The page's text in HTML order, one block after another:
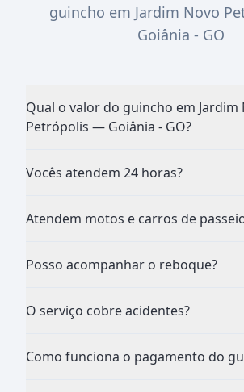
guincho em Jardim Novo
Goiânia - GO
Qual o valor do guincho em Jardim
Petrópolis — Goiânia - GO?
Vocês atendem 24 horas?
Atendem motos e carros de
Posso acompanhar o reboque?
O serviço cobre acidentes?
Como funciona o pagamento do